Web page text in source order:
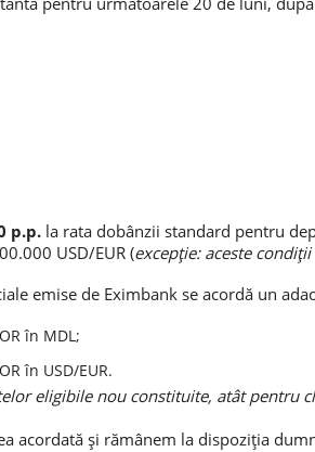
p.p. la rata dobânzii standard pentru
USD/EUR (excepție: aceste
emise de Eximbank se acordă un
în MDL;
în USD/EUR.
eligibile nou constituite, atât pentru
acordată și rămânem la dispoziția